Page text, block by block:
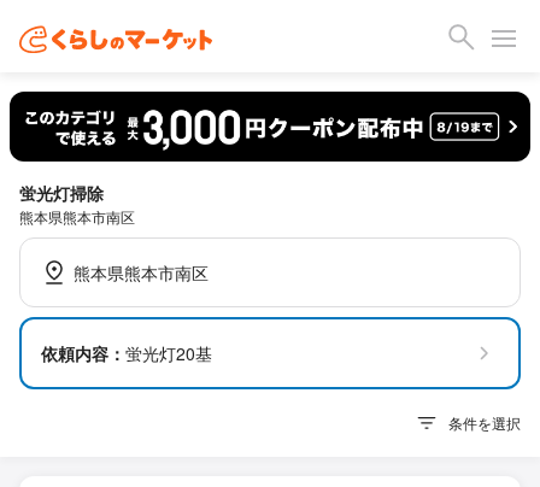
蛍光灯掃除
熊本県熊本市南区
熊本県熊本市南区
依頼内容： 蛍光灯20基
条件を選択